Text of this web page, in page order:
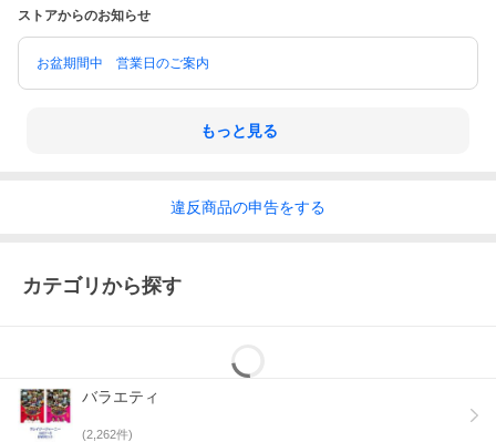
ストアからのお知らせ
お盆期間中 営業日のご案内
もっと見る
違反商品の申告をする
カテゴリから探す
バラエティ
(2,262件)